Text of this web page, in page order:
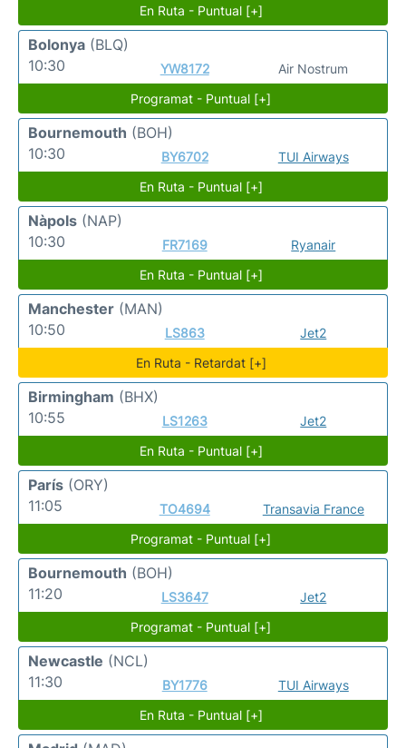
En Ruta - Puntual [+]
Bolonya (BLQ)
10:30
YW8172
Air Nostrum
Programat - Puntual [+]
Bournemouth (BOH)
10:30
BY6702
TUI Airways
En Ruta - Puntual [+]
Nàpols (NAP)
10:30
FR7169
Ryanair
En Ruta - Puntual [+]
Manchester (MAN)
10:50
LS863
Jet2
En Ruta - Retardat [+]
Birmingham (BHX)
10:55
LS1263
Jet2
En Ruta - Puntual [+]
París (ORY)
11:05
TO4694
Transavia France
Programat - Puntual [+]
Bournemouth (BOH)
11:20
LS3647
Jet2
Programat - Puntual [+]
Newcastle (NCL)
11:30
BY1776
TUI Airways
En Ruta - Puntual [+]